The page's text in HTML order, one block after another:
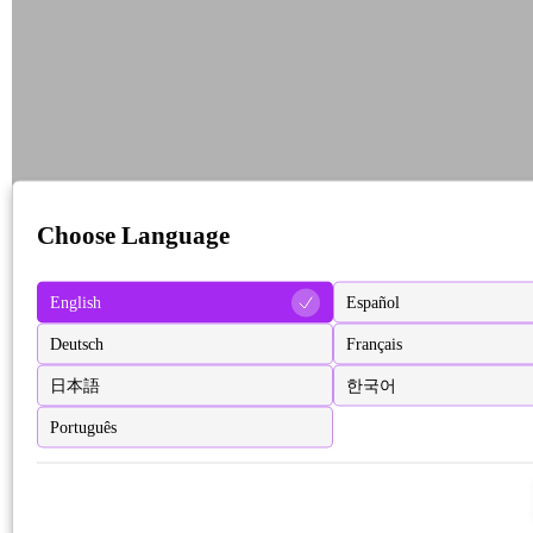
Choose Language
English Español
Deutsch Français
日本語 한국어
Português